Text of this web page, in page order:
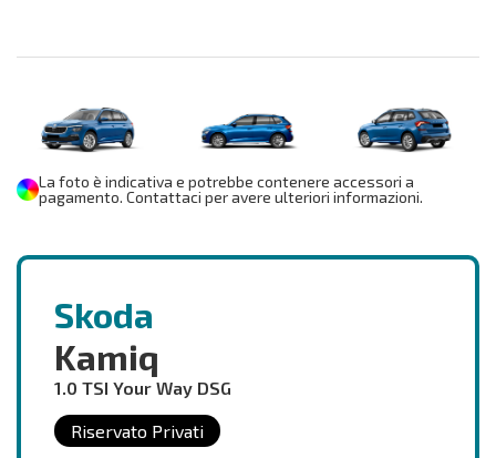
La foto è indicativa e potrebbe contenere accessori a
pagamento. Contattaci per avere ulteriori informazioni.
Skoda
Kamiq
1.0 TSI Your Way DSG
Riservato Privati